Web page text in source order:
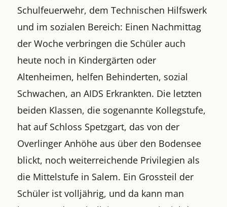
Schulfeuerwehr, dem Technischen Hilfswerk
und im sozialen Bereich: Einen Nachmittag
der Woche verbringen die Schüler auch
heute noch in Kindergärten oder
Altenheimen, helfen Behinderten, sozial
Schwachen, an AIDS Erkrankten. Die letzten
beiden Klassen, die sogenannte Kollegstufe,
hat auf Schloss Spetzgart, das von der
Overlinger Anhöhe aus über den Bodensee
blickt, noch weiterreichende Privilegien als
die Mittelstufe in Salem. Ein Grossteil der
Schüler ist volljährig, und da kann man